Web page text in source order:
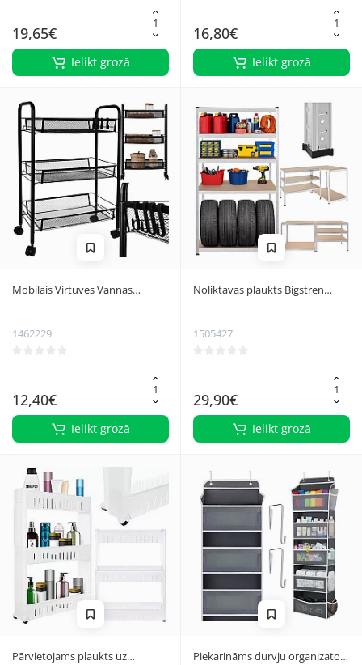
19,65€
Ielikt grozā
16,80€
Ielikt grozā
Mobilais Virtuves Vannas
1462229
12,40€
Ielikt grozā
Noliktavas plaukts Bigstren
1505427
29,90€
Ielikt grozā
Pārvietojams plaukts uz
Piekarināms durvju organizators